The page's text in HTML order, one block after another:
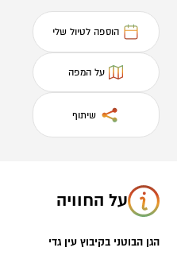
הוספה לטיול שלי
על המפה
שיתוף
על החוויה
הגן הבוטני בקיבוץ עין גדי